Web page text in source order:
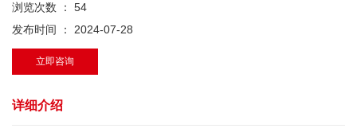
浏览次数 ： 54
发布时间 ： 2024-07-28
立即咨询
详细介绍